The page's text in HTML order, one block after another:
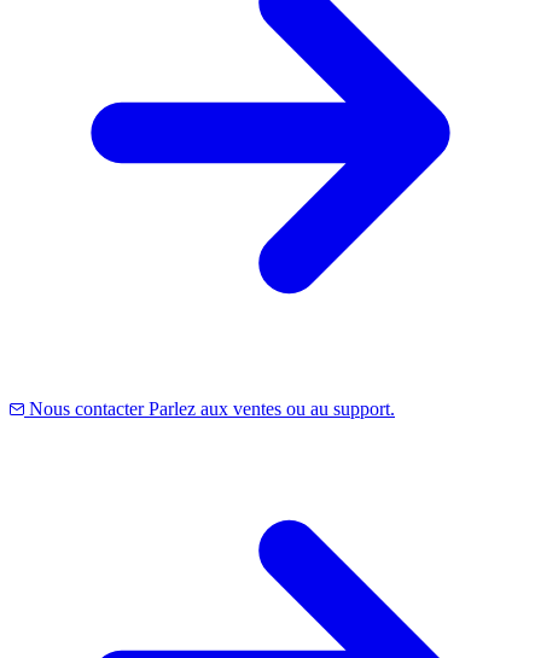
Nous contacter Parlez aux ventes ou au support.